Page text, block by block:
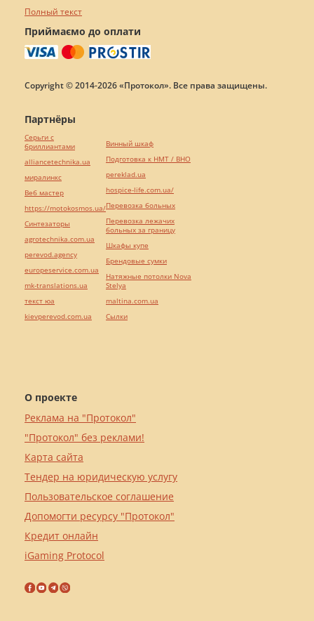
Полный текст
Приймаємо до оплати
Copyright © 2014-2026 «Протокол». Все права защищены.
О проекте
Реклама на "Протокол"
"Протокол" без реклами!
Карта сайта
Тендер на юридическую услугу
Пользовательское соглашение
Допомогти ресурсу "Протокол"
Кредит онлайн
iGaming Protocol
Партнёры
Серьги с
бриллиантами
alliancetechnika.ua
миралинкс
Веб мастер
https://motokosmos.ua/
Синтезаторы
agrotechnika.com.ua
perevod.agency
europeservice.com.ua
mk-translations.ua
текст юа
kievperevod.com.ua
Винный шкаф
Подготовка к НМТ / ВНО
pereklad.ua
hospice-life.com.ua/
Перевозка больных
Перевозка лежачих
больных за границу
Шкафы купе
Брендовые сумки
Натяжные потолки Nova
Stelya
maltina.com.ua
Cылки